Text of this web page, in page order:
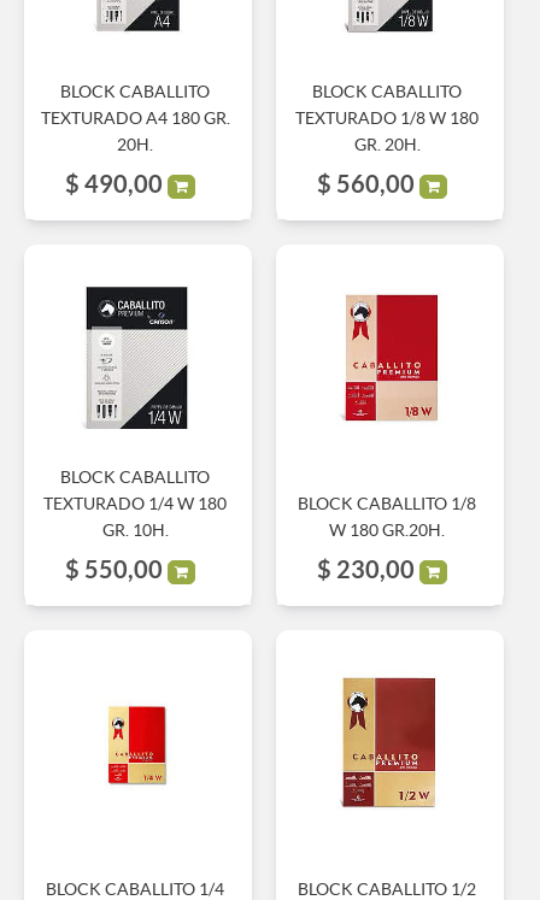
BLOCK CABALLITO
TEXTURADO A4 180 GR.
20H.
$ 490,00
BLOCK CABALLITO
TEXTURADO 1/8 W 180
GR. 20H.
$ 560,00
BLOCK CABALLITO
TEXTURADO 1/4 W 180
GR. 10H.
$ 550,00
BLOCK CABALLITO 1/8
W 180 GR.20H.
$ 230,00
BLOCK CABALLITO 1/4
BLOCK CABALLITO 1/2